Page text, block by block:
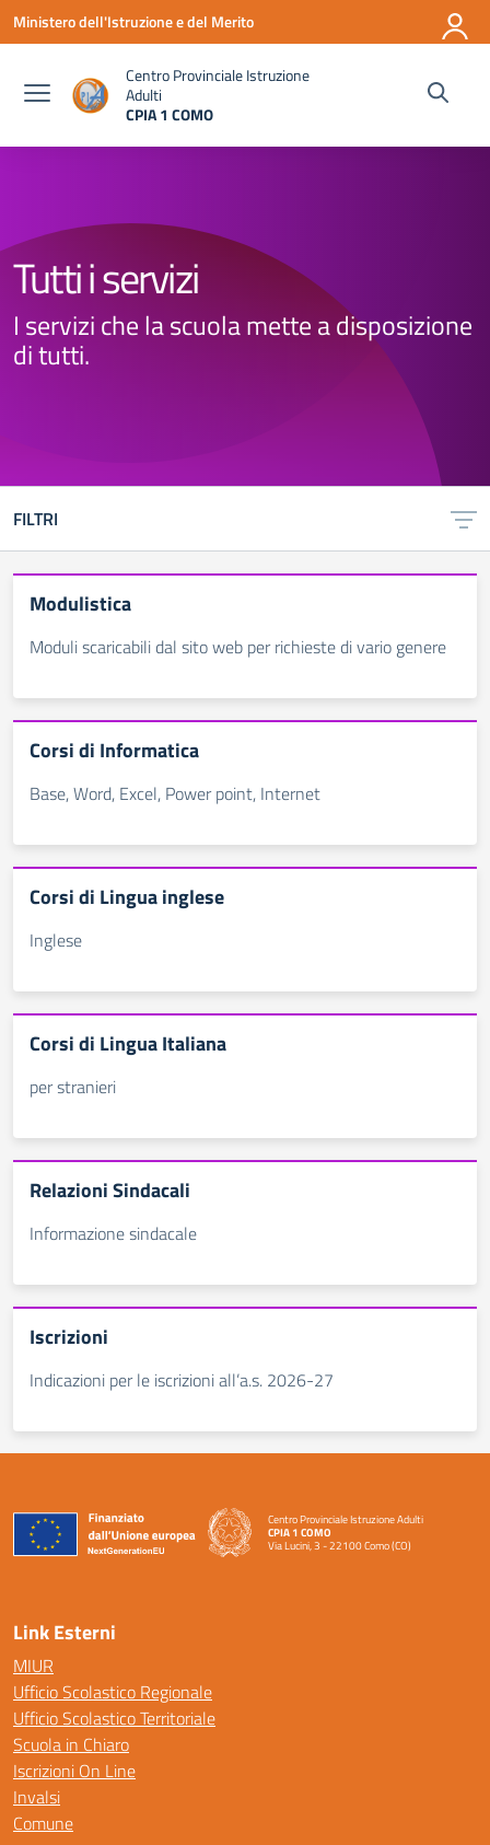
Vai ai contenuti
Vai al menu di navigazione
Vai al footer
Ministero dell'Istruzione e del Merito
Centro Provinciale Istruzione
Adulti
CPIA 1 COMO
Tutti i servizi
I servizi che la scuola mette a disposizione
di tutti.
FILTRI
Modulistica
Moduli scaricabili dal sito web per richieste di vario genere
Corsi di Informatica
Base, Word, Excel, Power point, Internet
Corsi di Lingua inglese
Inglese
Corsi di Lingua Italiana
per stranieri
Relazioni Sindacali
Informazione sindacale
Iscrizioni
Indicazioni per le iscrizioni all’a.s. 2026-27
Centro Provinciale Istruzione Adulti
CPIA 1 COMO
Via Lucini, 3 - 22100 Como (CO)
— Visita la pagina iniziale della scuola
Link Esterni
MIUR
Ufficio Scolastico Regionale
Ufficio Scolastico Territoriale
Scuola in Chiaro
Iscrizioni On Line
Invalsi
Comune